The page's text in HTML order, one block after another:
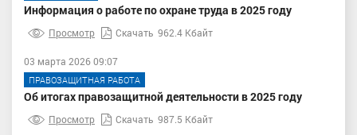
Информация о работе по охране труда в 2025 году
Просмотр Скачать 962.4 Кбайт
03 марта 2026 09:07
ПРАВОЗАЩИТНАЯ РАБОТА
Об итогах правозащитной деятельности в 2025 году
Просмотр Скачать 987.5 Кбайт